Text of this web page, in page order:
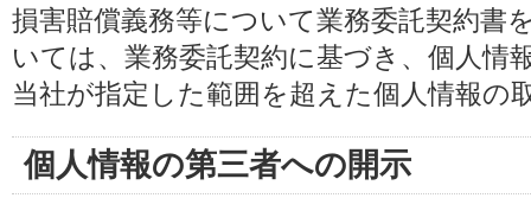
損害賠償義務等について業務委託契約書
いては、業務委託契約に基づき、個人情
当社が指定した範囲を超えた個人情報の
個人情報の第三者への開示